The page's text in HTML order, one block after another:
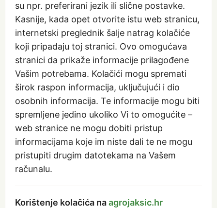
su npr. preferirani jezik ili slične postavke.
Kasnije, kada opet otvorite istu web stranicu,
internetski preglednik šalje natrag kolačiće
koji pripadaju toj stranici. Ovo omogućava
stranici da prikaže informacije prilagođene
Vašim potrebama. Kolačići mogu spremati
širok raspon informacija, uključujući i dio
osobnih informacija. Te informacije mogu biti
spremljene jedino ukoliko Vi to omogućite –
web stranice ne mogu dobiti pristup
informacijama koje im niste dali te ne mogu
pristupiti drugim datotekama na Vašem
računalu.
Korištenje kolačića naagrojaksic.hr